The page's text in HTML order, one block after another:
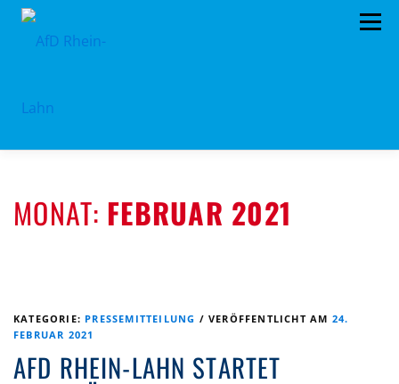
Zum
Menü
KONTAKT MITGLIED WERDEN
MONAT: FEBRUAR 2021
KATEGORIE: PRESSEMITTEILUNG /VERÖFFENTLICHT AM 24.
FEBRUAR 2021
AFD RHEIN-LAHN STARTET